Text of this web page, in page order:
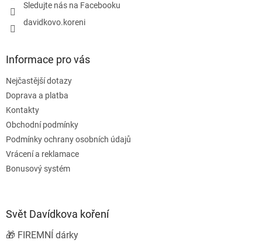
Sledujte nás na Facebooku
davidkovo.koreni
Informace pro vás
Nejčastější dotazy
Doprava a platba
Kontakty
Obchodní podmínky
Podmínky ochrany osobních údajů
Vrácení a reklamace
Bonusový systém
Svět Davídkova koření
🎁 FIREMNÍ dárky